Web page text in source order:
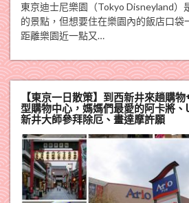
東京迪士尼樂園（Tokyo Disneyland）
的景點，但想要住在樂園內的飯店口袋
距離樂園近一點又…
【東京一日散策】到西新井來趟購
型購物中心，媽媽們最愛的阿卡將、
新井大師參拜除厄、畫達摩許願